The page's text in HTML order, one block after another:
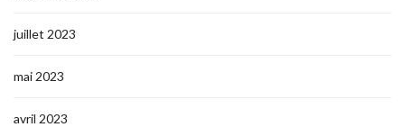
juillet 2023
mai 2023
avril 2023